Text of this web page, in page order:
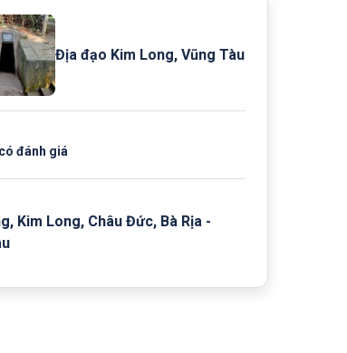
Địa đạo Kim Long, Vũng Tàu
đánh giá
Kim Long, Châu Đức, Bà Rịa -